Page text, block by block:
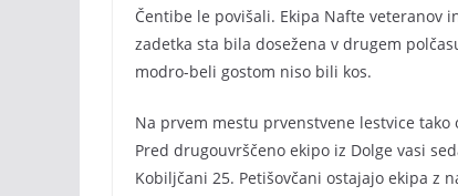
Čentibe le povišali. Ekipa Nafte veteranov
zadetka sta bila dosežena v drugem
modro-beli gostom niso bili kos.
Na prvem mestu prvenstvene lestvice
Pred drugouvrščeno ekipo iz Dolge vasi
Kobiljčani 25. Petišovčani ostajajo ekipa z